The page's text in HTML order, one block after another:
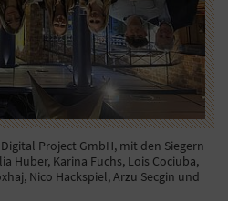
Project GmbH, mit den Siegern
Huber, Karina Fuchs, Lois Cociuba,
Nico Hackspiel, Arzu Secgin und